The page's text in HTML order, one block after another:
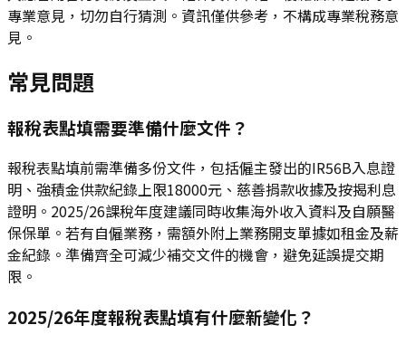
專業意見，切勿自行猜測。資訊僅供參考，不構成專業稅務意
見。
常見問題
報稅表點填需要準備什麼文件？
報稅表點填前需準備多份文件，包括僱主發出的IR56B入息證
明、強積金供款紀錄上限18000元、慈善捐款收據及按揭利息
證明。2025/26課稅年度建議同時收集海外收入資料及自願醫
保保單。若有自僱業務，需額外附上業務開支單據如租金及薪
金紀錄。準備齊全可減少補交文件的機會，避免延誤提交期
限。
2025/26年度報稅表點填有什麼新變化？